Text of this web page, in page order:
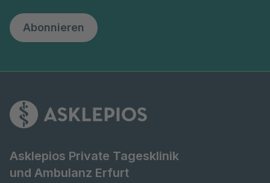
Abonnieren
Asklepios Private Tagesklinik
und Ambulanz Erfurt